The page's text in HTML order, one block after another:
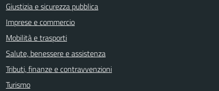
Giustizia e sicurezza pubblica
Imprese e commercio
Mobilità e trasporti
Salute, benessere e assistenza
Tributi, finanze e contravvenzioni
Turismo